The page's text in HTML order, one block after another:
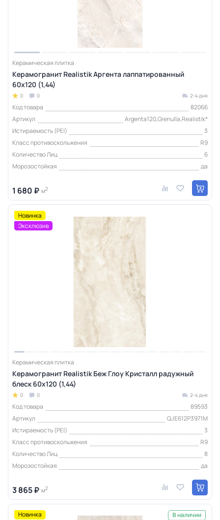
Керамическая плитка
Керамогранит Realistik Аргента лаппатированный
60х120 (1,44)
0 0 2-4 дня
Код товара
82066
Артикул
Argenta120,Grenulla,Realistik*
Истираемость (PEI)
3
Класс противоскольжения
R9
Количество Лиц
6
Морозостойкая
да
1 680 ₽ м2
Новинка
Эксклюзив
Керамическая плитка
Керамогранит Realistik Беж Глоу Кристалл радужный
блеск 60x120 (1,44)
0 0 2-4 дня
Код товара
89593
Артикул
QJE612P3971M
Истираемость (PEI)
3
Класс противоскольжения
R9
Количество Лиц
8
Морозостойкая
да
3 865 ₽ м2
Новинка
В наличии